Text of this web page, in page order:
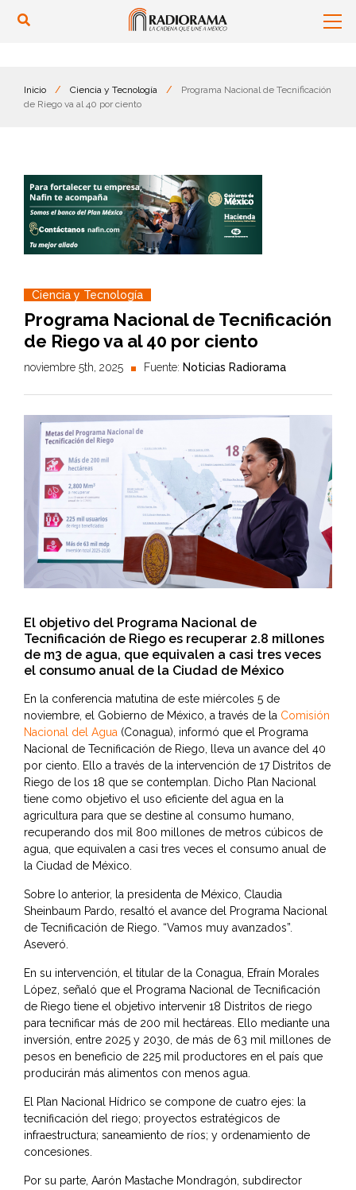
Inicio / Ciencia y Tecnología /
Programa Nacional de Tecnificación
de Riego va al 40 por ciento
Ciencia y Tecnología
Programa Nacional de Tecnificación
de Riego va al 40 por ciento
noviembre 5th, 2025 Fuente: Noticias Radiorama
El objetivo del Programa Nacional de
Tecnificación de Riego es recuperar 2.8 millones
de m3 de agua, que equivalen a casi tres veces
el consumo anual de la Ciudad de México
En la conferencia matutina de este miércoles 5 de
noviembre, el Gobierno de México, a través de la Comisión
Nacional del Agua (Conagua), informó que el Programa
Nacional de Tecnificación de Riego, lleva un avance del 40
por ciento. Ello a través de la intervención de 17 Distritos de
Riego de los 18 que se contemplan. Dicho Plan Nacional
tiene como objetivo el uso eficiente del agua en la
agricultura para que se destine al consumo humano,
recuperando dos mil 800 millones de metros cúbicos de
agua, que equivalen a casi tres veces el consumo anual de
la Ciudad de México.
Sobre lo anterior, la presidenta de México, Claudia
Sheinbaum Pardo, resaltó el avance del Programa Nacional
de Tecnificación de Riego. “Vamos muy avanzados”.
Aseveró.
En su intervención, el titular de la Conagua, Efraín Morales
López, señaló que el Programa Nacional de Tecnificación
de Riego tiene el objetivo intervenir 18 Distritos de riego
para tecnificar más de 200 mil hectáreas. Ello mediante una
inversión, entre 2025 y 2030, de más de 63 mil millones de
pesos en beneficio de 225 mil productores en el país que
producirán más alimentos con menos agua.
El Plan Nacional Hídrico se compone de cuatro ejes: la
tecnificación del riego; proyectos estratégicos de
infraestructura; saneamiento de ríos; y ordenamiento de
concesiones.
Por su parte, Aarón Mastache Mondragón, subdirector